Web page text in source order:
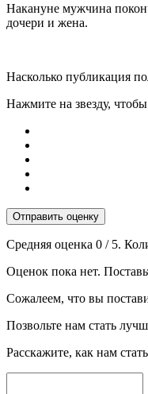
Накануне мужчина
дочери и жена.
Насколько публикация
Нажмите на звезду,
Отправить оценку
Средняя оценка 0 / 5.
Оценок пока нет.
Сожалеем, что вы
Позвольте нам стать
Расскажите, как нам